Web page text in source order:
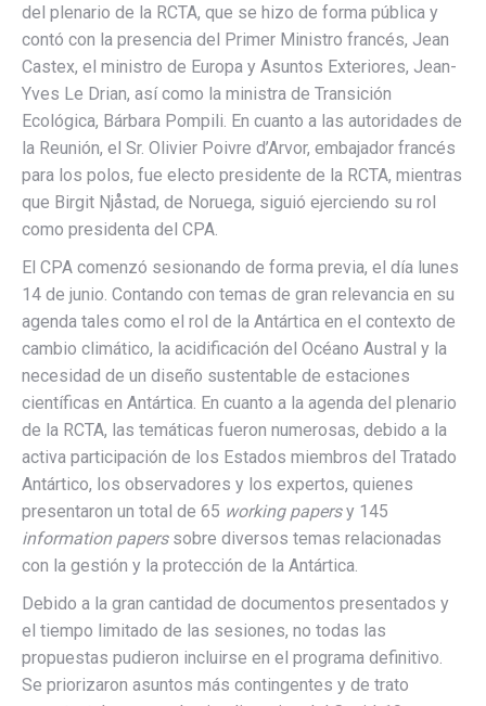
del plenario de la RCTA, que se hizo de forma pública y
contó con la presencia del Primer Ministro francés, Jean
Castex, el ministro de Europa y Asuntos Exteriores, Jean-
Yves Le Drian, así como la ministra de Transición
Ecológica, Bárbara Pompili. En cuanto a las autoridades de
la Reunión, el Sr. Olivier Poivre d’Arvor, embajador francés
para los polos, fue electo presidente de la RCTA, mientras
que Birgit Njåstad, de Noruega, siguió ejerciendo su rol
como presidenta del CPA.
El CPA comenzó sesionando de forma previa, el día lunes
14 de junio. Contando con temas de gran relevancia en su
agenda tales como el rol de la Antártica en el contexto de
cambio climático, la acidificación del Océano Austral y la
necesidad de un diseño sustentable de estaciones
científicas en Antártica. En cuanto a la agenda del plenario
de la RCTA, las temáticas fueron numerosas, debido a la
activa participación de los Estados miembros del Tratado
Antártico, los observadores y los expertos, quienes
presentaron un total de 65 working papersy 145
information paperssobre diversos temas relacionadas
con la gestión y la protección de la Antártica.
Debido a la gran cantidad de documentos presentados y
el tiempo limitado de las sesiones, no todas las
propuestas pudieron incluirse en el programa definitivo.
Se priorizaron asuntos más contingentes y de trato